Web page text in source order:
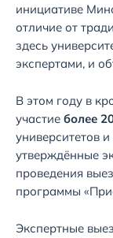
инициативе
отличие от
здесь
экспертами, и
В этом году в
участие более
университетов
утверждённые
проведения
программы
Экспертные